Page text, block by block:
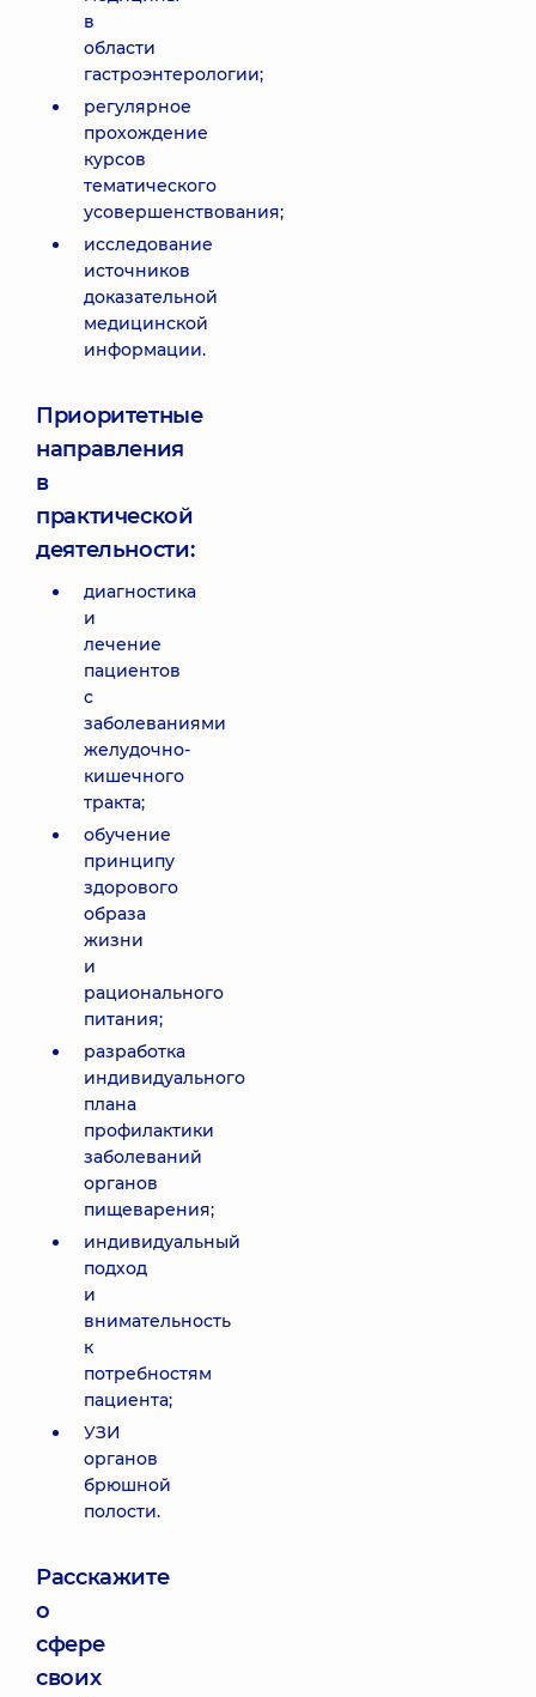
в
области
гастроэнтерологии;
регулярное
прохождение
курсов
тематического
усовершенствования;
исследование
источников
доказательной
медицинской
информации.
Приоритетные
направления
в
практической
деятельности:
диагностика
и
лечение
пациентов
с
заболеваниями
желудочно-
кишечного
тракта;
обучение
принципу
здорового
образа
жизни
и
рационального
питания;
разработка
индивидуального
плана
профилактики
заболеваний
органов
пищеварения;
индивидуальный
подход
и
внимательность
к
потребностям
пациента;
УЗИ
органов
брюшной
полости.
Расскажите
о
сфере
своих